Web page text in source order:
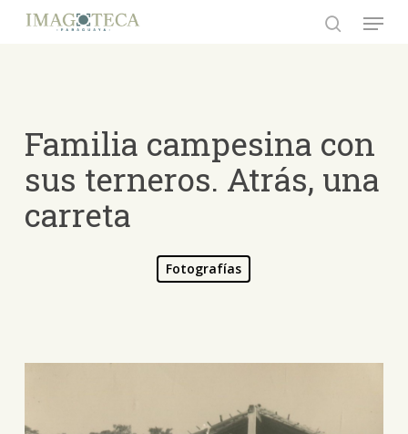
Menu
Familia campesina con
sus terneros. Atrás, una
carreta
Fotografías